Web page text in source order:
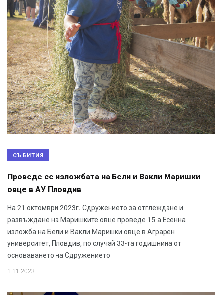
СЪБИТИЯ
Проведе се изложбата на Бели и Вакли Маришки
овце в АУ Пловдив
На 21 октомври 2023г. Сдружението за отглеждане и
развъждане на Маришките овце проведе 15-а Есенна
изложба на Бели и Вакли Маришки овце в Аграрен
университет, Пловдив, по случай 33-та годишнина от
основаването на Сдружението.
1.11.2023